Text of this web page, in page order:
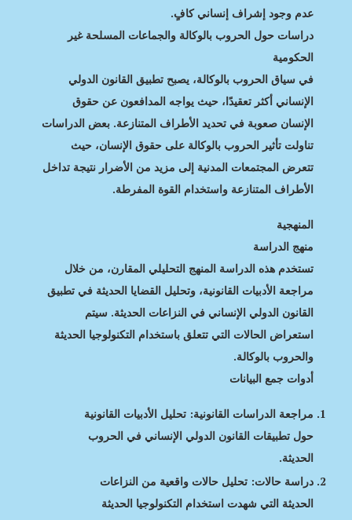
عدم وجود إشراف إنساني كافٍ.
دراسات حول الحروب بالوكالة والجماعات المسلحة غير
الحكومية
في سياق الحروب بالوكالة، يصبح تطبيق القانون الدولي
الإنساني أكثر تعقيدًا، حيث يواجه المدافعون عن حقوق
الإنسان صعوبة في تحديد الأطراف المتنازعة. بعض الدراسات
تناولت تأثير الحروب بالوكالة على حقوق الإنسان، حيث
تتعرض المجتمعات المدنية إلى مزيد من الأضرار نتيجة تداخل
الأطراف المتنازعة واستخدام القوة المفرطة.
المنهجية
منهج الدراسة
تستخدم هذه الدراسة المنهج التحليلي المقارن، من خلال
مراجعة الأدبيات القانونية، وتحليل القضايا الحديثة في تطبيق
القانون الدولي الإنساني في النزاعات الحديثة. سيتم
استعراض الحالات التي تتعلق باستخدام التكنولوجيا الحديثة
والحروب بالوكالة.
أدوات جمع البيانات
مراجعة الدراسات القانونية: تحليل الأدبيات القانونية
حول تطبيقات القانون الدولي الإنساني في الحروب
الحديثة.
دراسة حالات: تحليل حالات واقعية من النزاعات
الحديثة التي شهدت استخدام التكنولوجيا الحديثة